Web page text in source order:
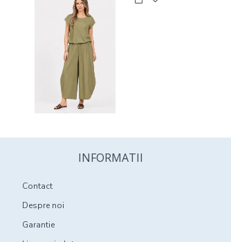
INFORMATII
Contact
Despre noi
Garantie